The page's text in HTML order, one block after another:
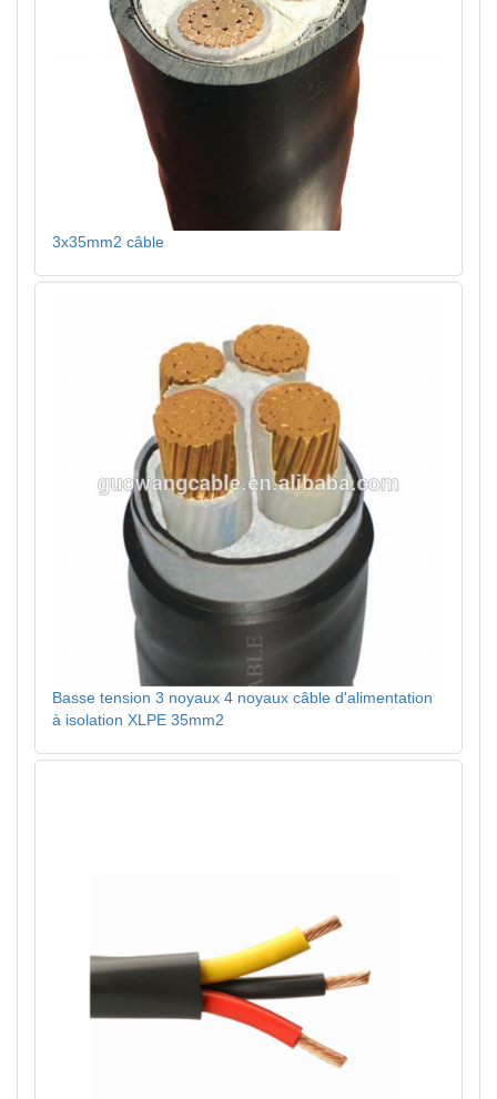
3x35mm2 câble
Basse tension 3 noyaux 4 noyaux câble d'alimentation
à isolation XLPE 35mm2